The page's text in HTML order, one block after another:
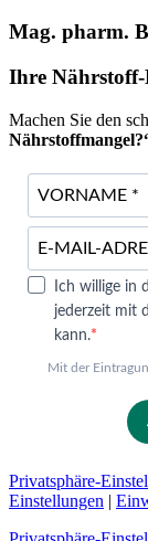
Mag. pharm.
Ihre Nährstoff-
Machen Sie den
Ich willige in
jederzeit mit
kann.
Mit der
Privatsphäre-
Einstellungen |